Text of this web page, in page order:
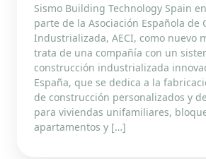
Sismo Building Technology Spain
parte de la Asociación Española de
Industrializada, AECI, como nuevo
trata de una compañía con un
construcción industrializada
España, que se dedica a la
de construcción personalizados y
para viviendas unifamiliares,
apartamentos y […]